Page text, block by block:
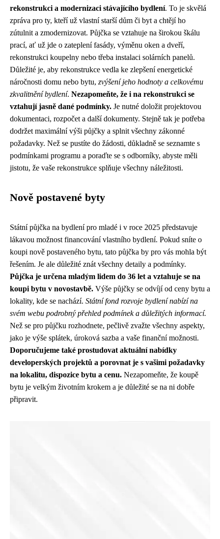
rekonstrukci a modernizaci stávajícího bydlení. To je skvělá
zpráva pro ty, kteří už vlastní starší dům či byt a chtějí ho
zútulnit a zmodernizovat. Půjčka se vztahuje na širokou škálu
prací, ať už jde o zateplení fasády, výměnu oken a dveří,
rekonstrukci koupelny nebo třeba instalaci solárních panelů.
Důležité je, aby rekonstrukce vedla ke zlepšení energetické
náročnosti domu nebo bytu, zvýšení jeho hodnoty a celkovému
zkvalitnění bydlení. Nezapomeňte, že i na rekonstrukci se
vztahují jasně dané podmínky. Je nutné doložit projektovou
dokumentaci, rozpočet a další dokumenty. Stejně tak je potřeba
dodržet maximální výši půjčky a splnit všechny zákonné
požadavky. Než se pustíte do žádosti, důkladně se seznamte s
podmínkami programu a poraďte se s odborníky, abyste měli
jistotu, že vaše rekonstrukce splňuje všechny náležitosti.
Nově postavené byty
Státní půjčka na bydlení pro mladé i v roce 2025 představuje
lákavou možnost financování vlastního bydlení. Pokud sníte o
koupi nově postaveného bytu, tato půjčka by pro vás mohla být
řešením. Je ale důležité znát všechny detaily a podmínky.
Půjčka je určena mladým lidem do 36 let a vztahuje se na
koupi bytu v novostavbě. Výše půjčky se odvíjí od ceny bytu a
lokality, kde se nachází. Státní fond rozvoje bydlení nabízí na
svém webu podrobný přehled podmínek a důležitých informací.
Než se pro půjčku rozhodnete, pečlivě zvažte všechny aspekty,
jako je výše splátek, úroková sazba a vaše finanční možnosti.
Doporučujeme také prostudovat aktuální nabídky
developerských projektů a porovnat je s vašimi požadavky
na lokalitu, dispozice bytu a cenu. Nezapomeňte, že koupě
bytu je velkým životním krokem a je důležité se na ni dobře
připravit.